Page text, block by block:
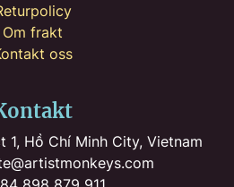
Om frakt
oss
1, Hồ Chí Minh City, Vietnam